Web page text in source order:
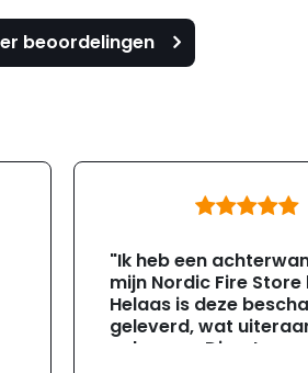
beoordelingen
"Ik heb een
mijn Nordic Fire
Helaas is deze
geleverd, wat
gebeuren. Direct na